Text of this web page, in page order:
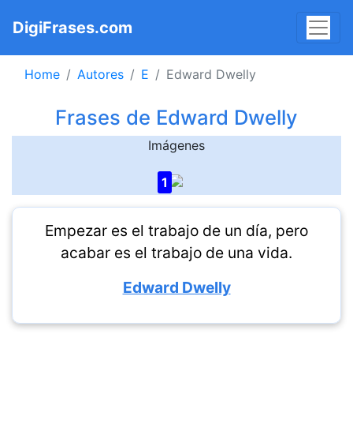
DigiFrases.com
Home Autores E Edward Dwelly
Frases de Edward Dwelly
Imágenes
1
Empezar es el trabajo de un día, pero
acabar es el trabajo de una vida.
Edward Dwelly